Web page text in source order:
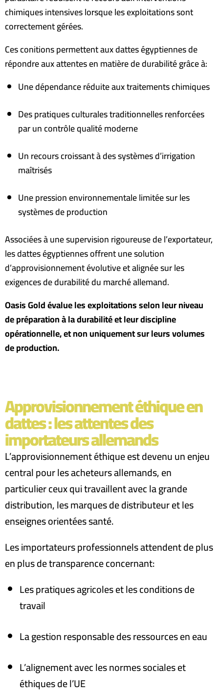
chimiques intensives lorsque les exploitations sont
correctement gérées.
Ces conitions permettent aux dattes égyptiennes de
répondre aux attentes en matière de durabilité grâce à:
Une dépendance réduite aux traitements chimiques
Des pratiques culturales traditionnelles renforcées
par un contrôle qualité moderne
Un recours croissant à des systèmes d’irrigation
maîtrisés
Une pression environnementale limitée sur les
systèmes de production
Associées à une supervision rigoureuse de l’exportateur,
les dattes égyptiennes offrent une solution
d’approvisionnement évolutive et alignée sur les
exigences de durabilité du marché allemand.
Oasis Gold évalue les exploitations selon leur niveau
de préparation à la durabilité et leur discipline
opérationnelle, et non uniquement sur leurs volumes
de production.
Approvisionnement éthique en
dattes : les attentes des
importateurs allemands
L’approvisionnement éthique est devenu un enjeu
central pour les acheteurs allemands, en
particulier ceux qui travaillent avec la grande
distribution, les marques de distributeur et les
enseignes orientées santé.
Les importateurs professionnels attendent de plus
en plus de transparence concernant:
Les pratiques agricoles et les conditions de
travail
La gestion responsable des ressources en eau
L’alignement avec les normes sociales et
éthiques de l’UE